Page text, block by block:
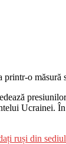
o măsură
Ucrainei.
ruși din